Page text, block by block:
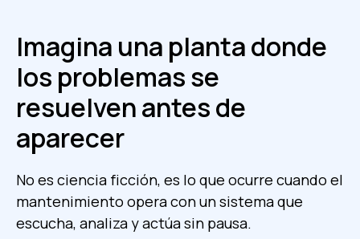
Imagina una planta donde
los problemas se
resuelven antes de
aparecer
No es ciencia ficción, es lo que ocurre cuando el
mantenimiento opera con un sistema que
escucha, analiza y actúa sin pausa.